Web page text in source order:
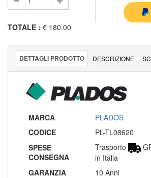
TOTALE : € 180.00
DETTAGLI PRODOTTO DESCRIZIONE
MARCA
PLADOS
CODICE
PL-TL08620
SPESE
CONSEGNA
Trasporto
in Italia
GARANZIA
10 Anni